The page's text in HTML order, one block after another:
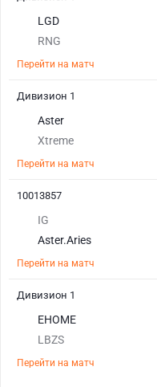
LGD
RNG
Перейти на матч
Aster
Xtreme
Перейти на матч
Дивизион 1
IG
Aster.Aries
Перейти на матч
10013857
EHOME
LBZS
Перейти на матч
Дивизион 1